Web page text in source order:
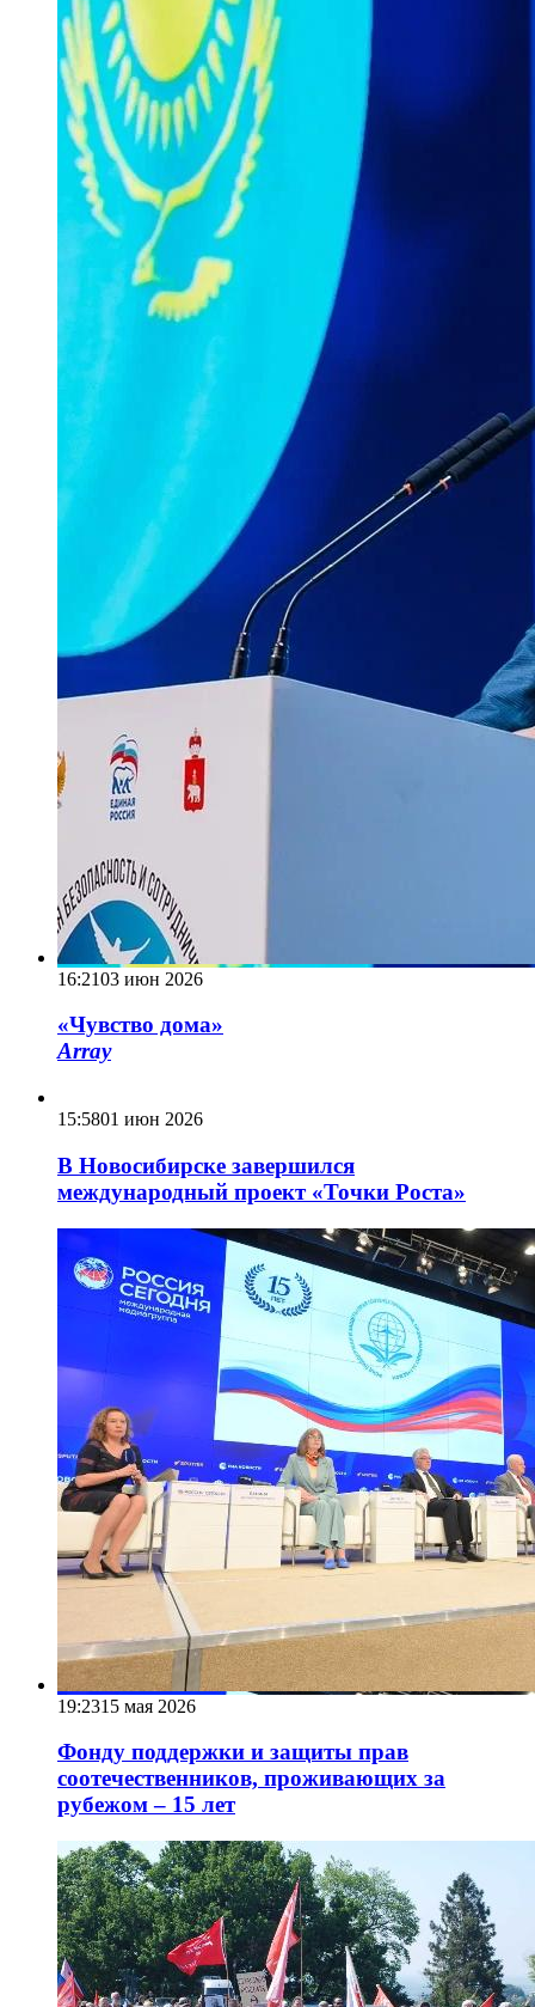
16:2103 июн 2026
«Чувство дома»
Array
15:5801 июн 2026
В Новосибирске завершился
международный проект «Точки Роста»
19:2315 мая 2026
Фонду поддержки и защиты прав
соотечественников, проживающих за
рубежом – 15 лет